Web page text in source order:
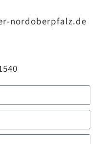
nordoberpfalz.de